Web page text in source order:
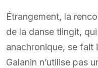
Étrangement, la
de la danse tlingit,
anachronique, se fait
Galanin n’utilise pas